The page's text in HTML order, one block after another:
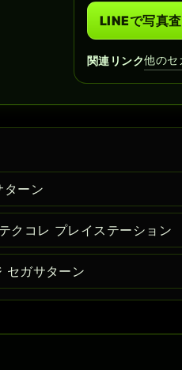
LINEで写真
関連リンク他のセ
ターン
クコレ プレイステーション
セガサターン